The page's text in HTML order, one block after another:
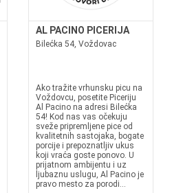
AL PACINO PICERIJA
Bilećka 54, Voždovac
Ako tražite vrhunsku picu na
Voždovcu, posetite Piceriju
Al Pacino na adresi Bilećka
54! Kod nas vas očekuju
sveže pripremljene pice od
kvalitetnih sastojaka, bogate
porcije i prepoznatljiv ukus
koji vraća goste ponovo. U
prijatnom ambijentu i uz
ljubaznu uslugu, Al Pacino je
pravo mesto za porodi...